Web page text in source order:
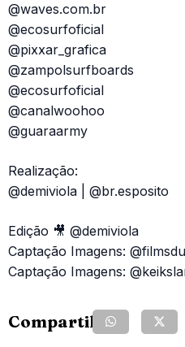
@waves.com.br
@ecosurfoficial
@pixxar_grafica
@zampolsurfboards
@ecosurfoficial
@canalwoohoo
@guaraarmy
Realização:
@demiviola | @br.esposito
Edição 🎥 @demiviola
Captação Imagens:
Captação Imagens:
Compartilhe: